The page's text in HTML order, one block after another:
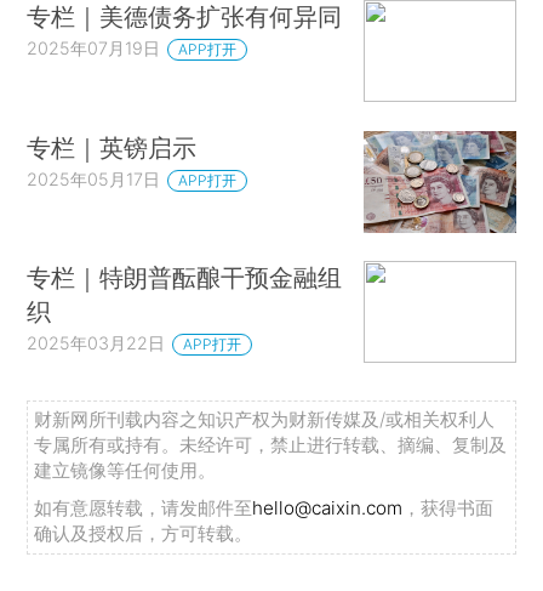
专栏｜美德债务扩张有何异同
2025年07月19日 APP打开
专栏｜英镑启示
2025年05月17日 APP打开
专栏｜特朗普酝酿干预金融组
织
2025年03月22日 APP打开
财新网所刊载内容之知识产权为财新传媒及/或相关权利人
专属所有或持有。未经许可，禁止进行转载、摘编、复制及
建立镜像等任何使用。
如有意愿转载，请发邮件至hello@caixin.com ，获得书面
确认及授权后，方可转载。